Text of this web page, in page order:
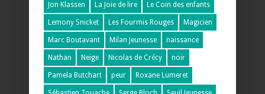
Jon Klassen La Joie de lire Le Coin des enfants
Lemony Snicket Les Fourmis Rouges Magicien
Marc Boutavant Milan Jeunesse naissance
Nathan Neige Nicolas de Crécy noir
Pamela Butchart peur Roxane Lumeret